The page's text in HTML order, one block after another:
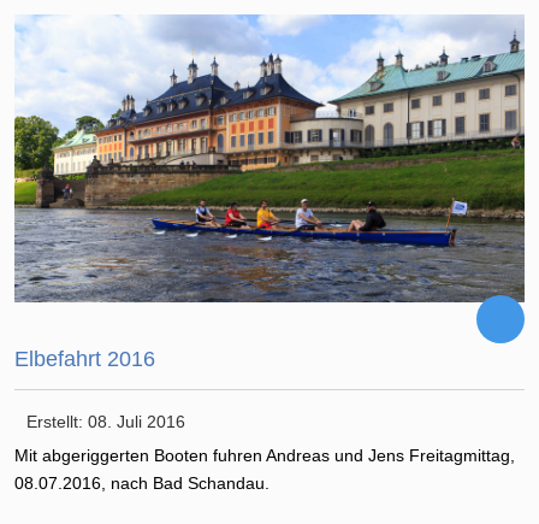
Elbefahrt 2016
Erstellt: 08. Juli 2016
Mit abgeriggerten Booten fuhren Andreas und Jens Freitagmittag,
08.07.2016, nach Bad Schandau.